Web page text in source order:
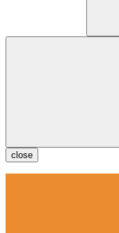
close